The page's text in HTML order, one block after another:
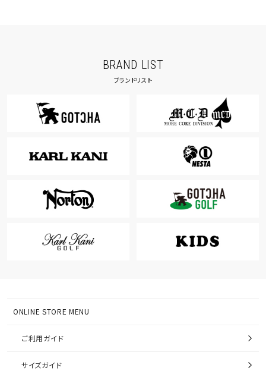
BRAND LIST
ブランドリスト
ONLINE STORE MENU
ご利用ガイド
サイズガイド